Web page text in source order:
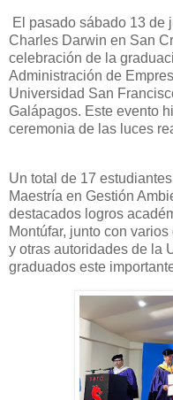
El pasado sábado 13 de
Charles Darwin en San
celebración de la
Administración de
Universidad San
Galápagos. Este evento
ceremonia de las luces
Un total de 17
Maestría en Gestión
destacados logros
Montúfar, junto con
y otras autoridades de la
graduados este